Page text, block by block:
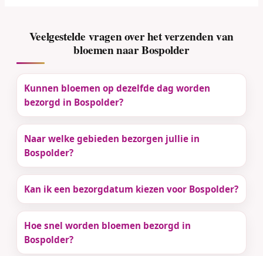
Veelgestelde vragen over het verzenden van
bloemen naar Bospolder
Kunnen bloemen op dezelfde dag worden
bezorgd in Bospolder?
Naar welke gebieden bezorgen jullie in
Bospolder?
Kan ik een bezorgdatum kiezen voor Bospolder?
Hoe snel worden bloemen bezorgd in
Bospolder?